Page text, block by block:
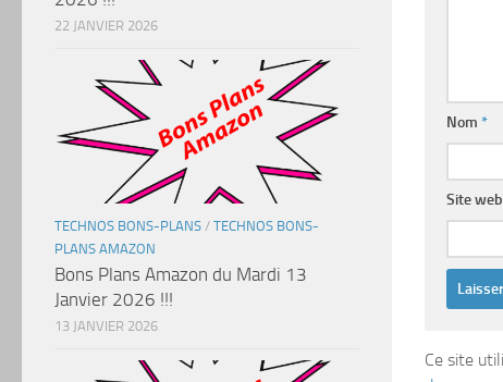
Nom *
Site web
Ce site
22 JANVIER 2026
TECHNOS BONS-PLANS / TECHNOS BONS-
PLANS AMAZON
Bons Plans Amazon du Mardi 13
Janvier 2026 !!!
13 JANVIER 2026